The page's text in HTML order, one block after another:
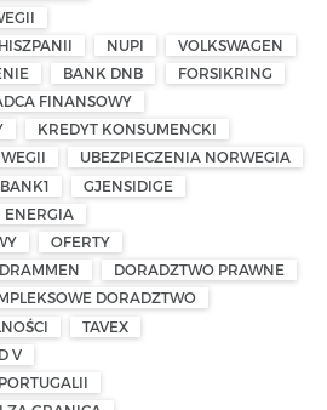
NUPI
VOLKSWAGEN
BANK DNB
FORSIKRING
FINANSOWY
KREDYT KONSUMENCKI
UBEZPIECZENIA NORWEGIA
GJENSIDIGE
ENERGIA
OFERTY
DRAMMEN
DORADZTWO PRAWNE
DORADZTWO
TAVEX
V